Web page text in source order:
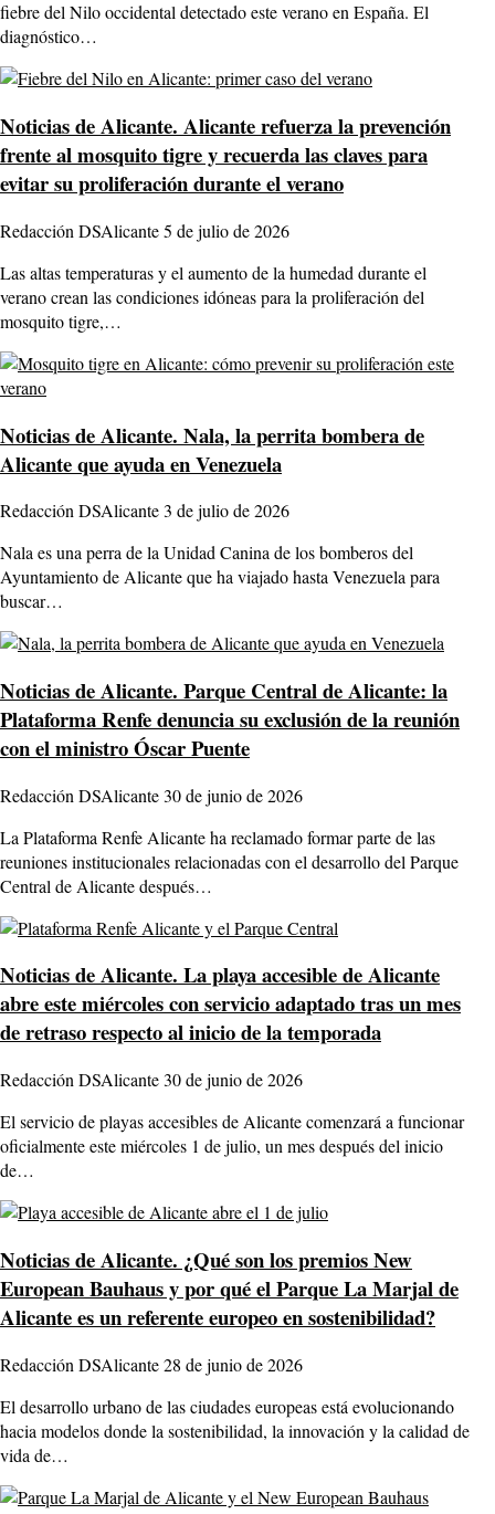
fiebre del Nilo occidental detectado este verano en España. El
diagnóstico…
Noticias de Alicante. Alicante refuerza la prevención
frente al mosquito tigre y recuerda las claves para
evitar su proliferación durante el verano
Redacción DSAlicante5 de julio de 2026
Las altas temperaturas y el aumento de la humedad durante el
verano crean las condiciones idóneas para la proliferación del
mosquito tigre,…
Noticias de Alicante. Nala, la perrita bombera de
Alicante que ayuda en Venezuela
Redacción DSAlicante3 de julio de 2026
Nala es una perra de la Unidad Canina de los bomberos del
Ayuntamiento de Alicante que ha viajado hasta Venezuela para
buscar…
Noticias de Alicante. Parque Central de Alicante: la
Plataforma Renfe denuncia su exclusión de la reunión
con el ministro Óscar Puente
Redacción DSAlicante30 de junio de 2026
La Plataforma Renfe Alicante ha reclamado formar parte de las
reuniones institucionales relacionadas con el desarrollo del Parque
Central de Alicante después…
Noticias de Alicante. La playa accesible de Alicante
abre este miércoles con servicio adaptado tras un mes
de retraso respecto al inicio de la temporada
Redacción DSAlicante30 de junio de 2026
El servicio de playas accesibles de Alicante comenzará a funcionar
oficialmente este miércoles 1 de julio, un mes después del inicio
de…
Noticias de Alicante. ¿Qué son los premios New
European Bauhaus y por qué el Parque La Marjal de
Alicante es un referente europeo en sostenibilidad?
Redacción DSAlicante28 de junio de 2026
El desarrollo urbano de las ciudades europeas está evolucionando
hacia modelos donde la sostenibilidad, la innovación y la calidad de
vida de…